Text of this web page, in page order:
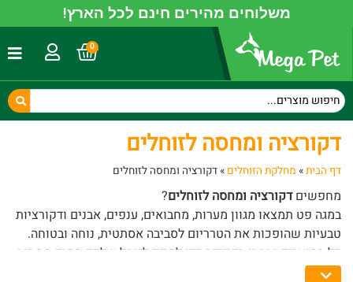
משלוחים מהירים חינם לכל הארץ!
0
דקורציה ומחסה לזוחלים
דף הבית» מחלקת הזוחלים »דקורציה ומחסה לזוחלים
מחפשיםדקורציה ומחסה לזוחלים?
במגה פט תמצאו מגוון מערות, מחבואים, ענפים, אבנים ודקורציות
טבעיות שהופכות את הטרריום לסביבה אסתטית, נוחה ובטוחה.
כל המוצרים נבחרו בקפידה כדי לספק לזוחל שלכם מקום מסתור
טבעי ותנאים אידיאליים לחיים בריאים.